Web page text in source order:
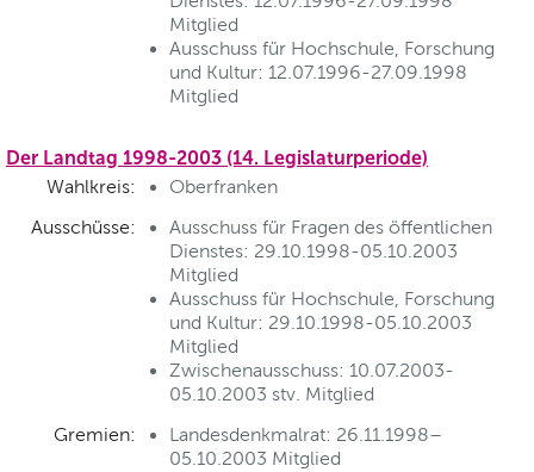
Mitglied
Ausschuss für Hochschule, Forschung
und Kultur: 12.07.1996-27.09.1998
Mitglied
Der Landtag 1998-2003 (14. Legislaturperiode)
Wahlkreis:
Oberfranken
Ausschüsse:
Ausschuss für Fragen des öffentlichen
Dienstes: 29.10.1998-05.10.2003
Mitglied
Ausschuss für Hochschule, Forschung
und Kultur: 29.10.1998-05.10.2003
Mitglied
Zwischenausschuss: 10.07.2003-
05.10.2003 stv. Mitglied
Gremien:
Landesdenkmalrat: 26.11.1998–
05.10.2003 Mitglied